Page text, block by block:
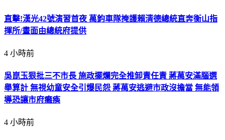
直擊!漢光42號演習首夜 萬鈞車隊掩護賴清德總統直奔衡山指
揮所/畫面由總統府提供
4 小時前
吳崑玉狠批三不市長 施政擺爛完全推卸責任責 蔣萬安滿腦選
舉算計 無視幼童安全引爆民怨 蔣萬安逃避市政沒擔當 無能領
導恐讓市府癱瘓
4 小時前